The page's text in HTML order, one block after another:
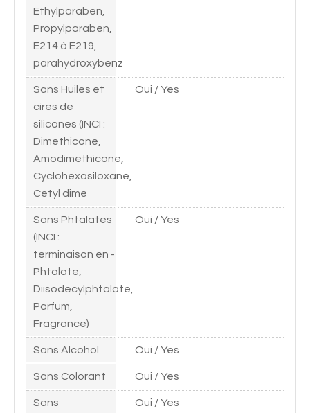
Ethylparaben,
Propylparaben,
E214 à E219,
parahydroxybenz
Sans Huiles et
cires de
silicones (INCI :
Dimethicone,
Amodimethicone,
Cyclohexasiloxane,
Cetyl dime
Oui / Yes
Sans Phtalates
(INCI :
terminaison en -
Phtalate,
Diisodecylphtalate,
Parfum,
Fragrance)
Oui / Yes
Sans Alcohol Oui / Yes
Sans Colorant Oui / Yes
Sans
Oui / Yes